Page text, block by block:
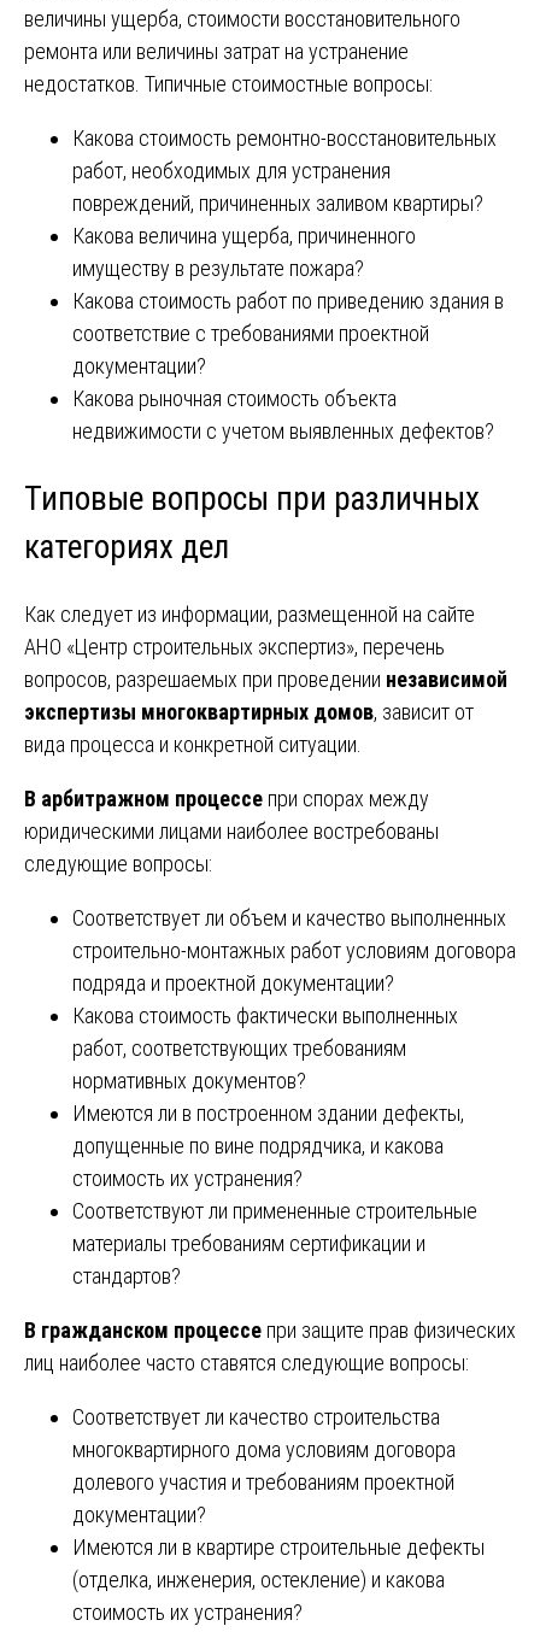
величины ущерба, стоимости восстановительного
ремонта или величины затрат на устранение
недостатков. Типичные стоимостные вопросы:
Какова стоимость ремонтно-восстановительных
работ, необходимых для устранения
повреждений, причиненных заливом квартиры?
Какова величина ущерба, причиненного
имуществу в результате пожара?
Какова стоимость работ по приведению здания в
соответствие с требованиями проектной
документации?
Какова рыночная стоимость объекта
недвижимости с учетом выявленных дефектов?
Типовые вопросы при различных
категориях дел
Как следует из информации, размещенной на сайте
АНО «Центр строительных экспертиз», перечень
вопросов, разрешаемых при проведении независимой
экспертизы многоквартирных домов, зависит от
вида процесса и конкретной ситуации.
В арбитражном процессе при спорах между
юридическими лицами наиболее востребованы
следующие вопросы:
Соответствует ли объем и качество выполненных
строительно-монтажных работ условиям договора
подряда и проектной документации?
Какова стоимость фактически выполненных
работ, соответствующих требованиям
нормативных документов?
Имеются ли в построенном здании дефекты,
допущенные по вине подрядчика, и какова
стоимость их устранения?
Соответствуют ли примененные строительные
материалы требованиям сертификации и
стандартов?
В гражданском процессе при защите прав физических
лиц наиболее часто ставятся следующие вопросы:
Соответствует ли качество строительства
многоквартирного дома условиям договора
долевого участия и требованиям проектной
документации?
Имеются ли в квартире строительные дефекты
(отделка, инженерия, остекление) и какова
стоимость их устранения?